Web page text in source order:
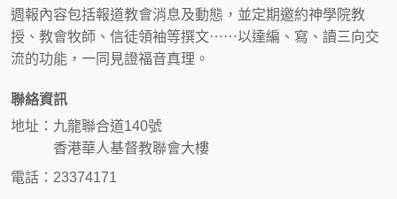
週報內容包括報道教會消息及動態，並定期邀約神學院教
授、教會牧師、信徒領袖等撰文⋯⋯以達編、寫、讀三向交
流的功能，一同見證福音真理。
聯絡資訊
地址：九龍聯合道140號
香港華人基督教聯會大樓
電話：23374171